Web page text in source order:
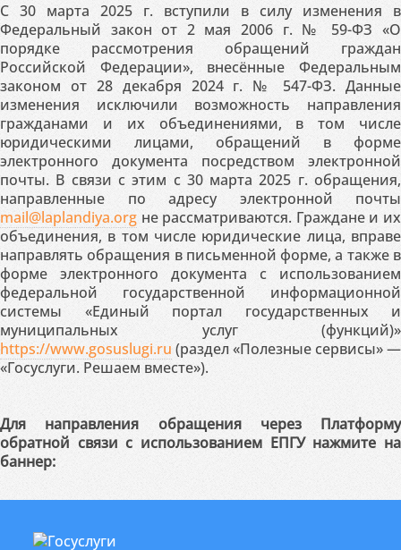
С 30 марта 2025 г. вступили в силу изменения в
Федеральный закон от 2 мая 2006 г. № 59-ФЗ «О
порядке рассмотрения обращений граждан
Российской Федерации», внесённые Федеральным
законом от 28 декабря 2024 г. № 547-ФЗ. Данные
изменения исключили возможность направления
гражданами и их объединениями, в том числе
юридическими лицами, обращений в форме
электронного документа посредством электронной
почты. В связи с этим с 30 марта 2025 г. обращения,
направленные по адресу электронной почты
mail@laplandiya.org не рассматриваются. Граждане и их
объединения, в том числе юридические лица, вправе
направлять обращения в письменной форме, а также в
форме электронного документа с использованием
федеральной государственной информационной
системы «Единый портал государственных и
муниципальных услуг (функций)»
https://www.gosuslugi.ru (раздел «Полезные сервисы» —
«Госуслуги. Решаем вместе»).
Для направления обращения через Платформу
обратной связи с использованием ЕПГУ нажмите на
баннер: